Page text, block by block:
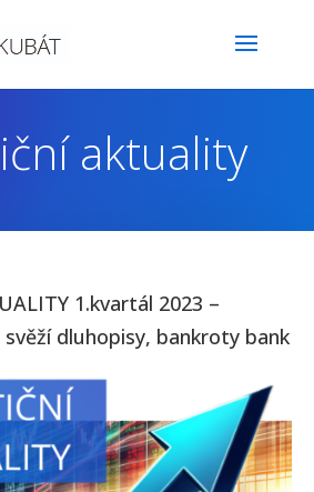
aktuality
1.kvartál 2023 –
svěží dluhopisy, bankroty bank